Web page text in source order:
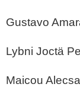
Gustavo
Lybni Joctä
Maicou